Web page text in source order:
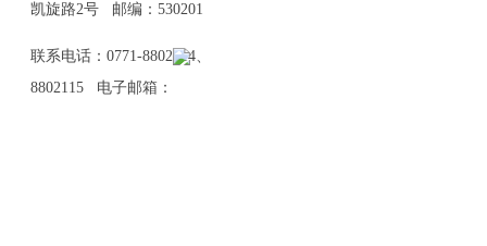
凯旋路2号 邮编：530201
联系电话：0771-8802114、
8802115 电子邮箱：